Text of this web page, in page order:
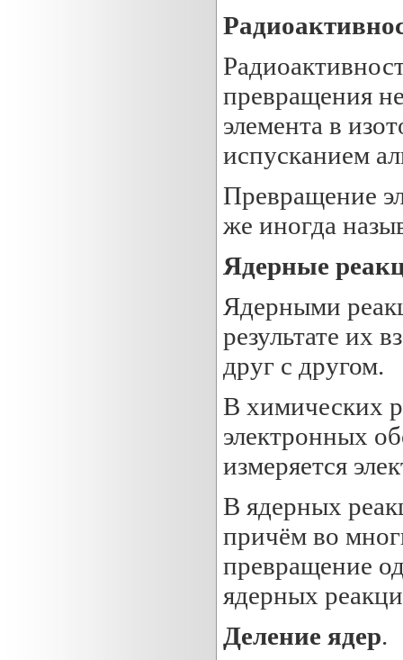
превращения
элемента в
испусканием
Превращение
же иногда
Ядерные
Ядерными
результате их
друг с другом.
В химических
электронных
измеряется
В ядерных
причём во
превращение
ядерных
Деление ядер.